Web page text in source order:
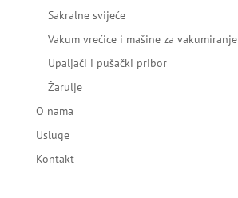
Sakralne svijeće
Vakum vrećice i mašine za vakumiranje
Upaljači i pušački pribor
Žarulje
O nama
Usluge
Kontakt